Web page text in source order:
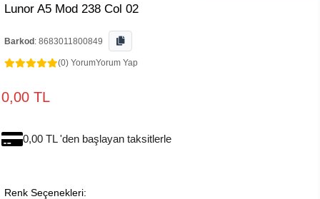
Lunor A5 Mod 238 Col 02
Barkod : 8683011800849
(0) YorumYorum Yap
0,00 TL
0,00 TL 'den başlayan taksitlerle
Renk Seçenekleri: